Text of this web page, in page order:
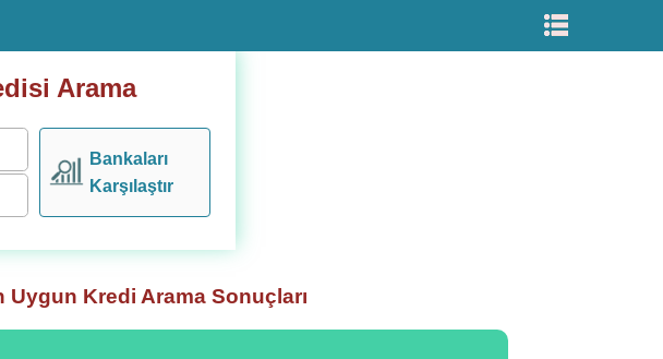
Arama
Bankaları
Karşılaştır
Kredi Arama Sonuçları